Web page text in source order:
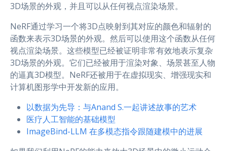
3D场景的外观，并且可以从任何视点渲染场景。
NeRF通过学习一个将3D点映射到其对应的颜色和辐射的
函数来表示3D场景的外观。然后可以使用这个函数从任何
视点渲染场景。这些模型已经被证明非常有效地表示复杂
3D场景的外观。它们已经被用于渲染对象、场景甚至人物
的逼真3D模型。NeRF还被用于在虚拟现实、增强现实和
计算机图形学中开发新的应用。
以数据为先导：与Anand S.一起讲述故事的艺术
医疗人工智能的基础模型
ImageBind-LLM 在多模态指令跟随建模中的进展